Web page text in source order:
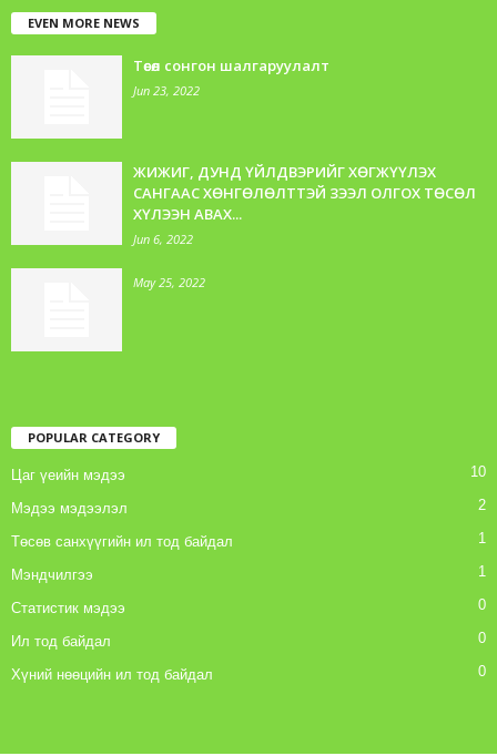
EVEN MORE NEWS
Төсөл сонгон шалгаруулалт
Jun 23, 2022
ЖИЖИГ, ДУНД ҮЙЛДВЭРИЙГ ХӨГЖҮҮЛЭХ
САНГААС ХӨНГӨЛӨЛТТЭЙ ЗЭЭЛ ОЛГОХ ТӨСӨЛ
ХҮЛЭЭН АВАХ...
Jun 6, 2022
May 25, 2022
POPULAR CATEGORY
Цаг үеийн мэдээ 10
Мэдээ мэдээлэл 2
Төсөв санхүүгийн ил тод байдал 1
Мэндчилгээ 1
Статистик мэдээ 0
Ил тод байдал 0
Хүний нөөцийн ил тод байдал 0